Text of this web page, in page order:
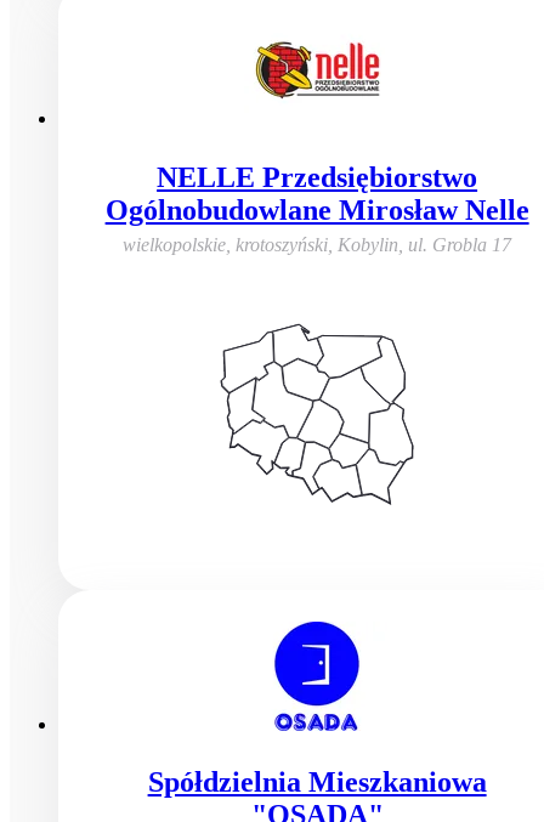
NELLE Przedsiębiorstwo
Ogólnobudowlane Mirosław Nelle
wielkopolskie, krotoszyński, Kobylin ul. Grobla 17
Spółdzielnia Mieszkaniowa
"OSADA"